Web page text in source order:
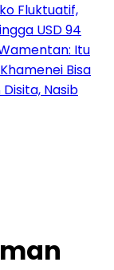
Fluktuatif,
USD 94
Itu
Bisa
Disita, Nasib